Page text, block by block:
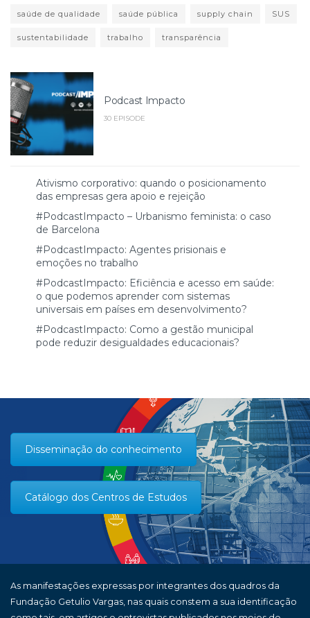
saúde de qualidade saúde pública supply chain SUS
sustentabilidade trabalho transparência
Podcast Impacto
30 EPISODE
Ativismo corporativo: quando o posicionamento
das empresas gera apoio e rejeição
#PodcastImpacto – Urbanismo feminista: o caso
de Barcelona
#PodcastImpacto: Agentes prisionais e
emoções no trabalho
#PodcastImpacto: Eficiência e acesso em saúde:
o que podemos aprender com sistemas
universais em países em desenvolvimento?
#PodcastImpacto: Como a gestão municipal
pode reduzir desigualdades educacionais?
Disseminação do conhecimento
Catálogo dos Centros de Estudos
As manifestações expressas por integrantes dos quadros da
Fundação Getulio Vargas, nas quais constem a sua identificação